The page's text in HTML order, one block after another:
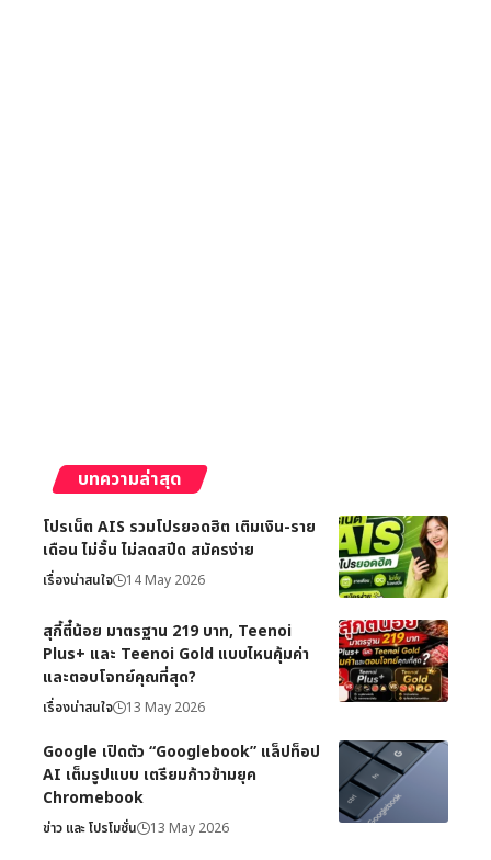
บทความล่าสุด
โปรเน็ต AIS รวมโปรยอดฮิต เติมเงิน-ราย
เดือน ไม่อั้น ไม่ลดสปีด สมัครง่าย
เรื่องน่าสนใจ 14 May 2026
สุกี้ตี๋น้อย มาตรฐาน 219 บาท, Teenoi
Plus+ และ Teenoi Gold แบบไหนคุ้มค่า
และตอบโจทย์คุณที่สุด?
เรื่องน่าสนใจ 13 May 2026
Google เปิดตัว “Googlebook” แล็ปท็อป
AI เต็มรูปแบบ เตรียมก้าวข้ามยุค
Chromebook
ข่าว และ โปรโมชั่น 13 May 2026